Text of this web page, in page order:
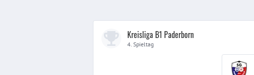
Kreisliga B1 Paderborn
4. Spieltag